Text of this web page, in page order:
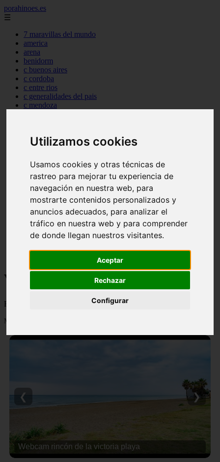
Utilizamos cookies
Usamos cookies y otras técnicas de
rastreo para mejorar tu experiencia de
navegación en nuestra web, para
mostrarte contenidos personalizados y
anuncios adecuados, para analizar el
tráfico en nuestra web y para comprender
de donde llegan nuestros visitantes.
Aceptar
Rechazar
Configurar
porahinoes.es
☰
7 maravillas del mundo
america
arena
benidorm
c buenos aires
c cordoba
c entre rios
c generalidades del pais
c mendoza
c santa fe
c zona austral
carmen
category
destinos
gijon
lanzarote
live
monumentos
naturaleza
Viajes y turismo
Blog sobre viajes y turismo, nacional e internacional, caro y barato
Mostrando 1 - 24 de 502 artículos
Webcam rincón de la victoria playa
❮ ❯